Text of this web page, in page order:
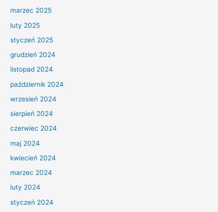
marzec 2025
luty 2025
styczeń 2025
grudzień 2024
listopad 2024
październik 2024
wrzesień 2024
sierpień 2024
czerwiec 2024
maj 2024
kwiecień 2024
marzec 2024
luty 2024
styczeń 2024